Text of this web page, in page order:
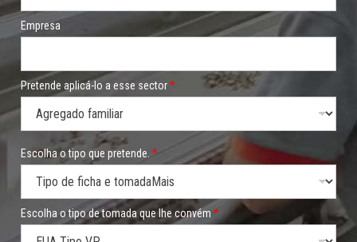
Empresa
Pretende aplicá-lo a esse sector*
Escolha o tipo que pretende. *
Escolha o tipo de tomada que lhe convém *